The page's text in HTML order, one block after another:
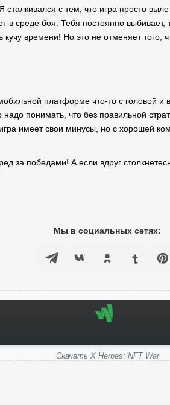
сталкивался с тем, что игра просто
в среде боя. Тебя постоянно
кучу времени! Но это не отменяет
платформе что-то с головой
понимать, что без правильной
имеет свои минусы, но с хорошей
за победами! А если вдруг
Мы в социальных сетях:
Скачать X Heroes: NFT War